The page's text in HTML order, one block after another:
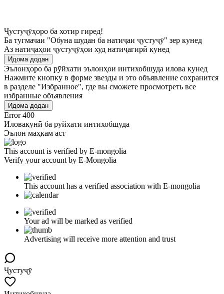
Ҷустуҷӯҳоро ба хотир гиред!
Ба тугмачаи "Обуна шудан ба натиҷаи ҷустуҷӯ" зер кунед
Аз натиҷаҳои ҷустуҷӯҳои худ натиҷагирӣ кунед
Идома додан
Эълонҳоро ба рӯйхати эълонҳои интихобшуда илова кунед
Нажмите кнопку в форме звезды и это объявление сохранится
в разделе "Избранное", где вы сможете просмотреть все
избранные объявления
Идома додан
Error 400
Иловакунӣ ба руйхати интихобшуда
Эълон маҳкам аст
This account is verified by E-mongolia
Verify your account by E-Mongolia
This account has a verified association with E-mongolia
Your ad will be marked as verified
Advertising will receive more attention and trust
Ҷустуҷӯ